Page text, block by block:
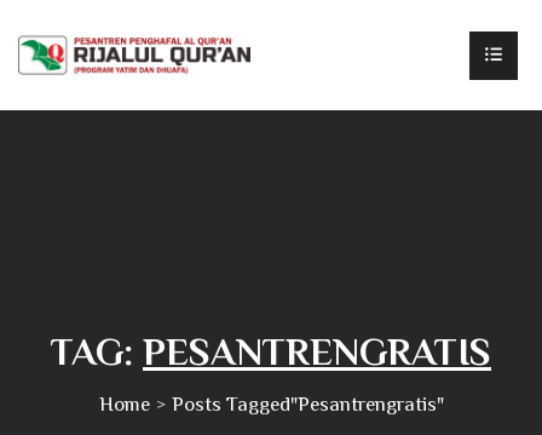
TAG: PESANTRENGRATIS
Home Posts Tagged"pesantrengratis"